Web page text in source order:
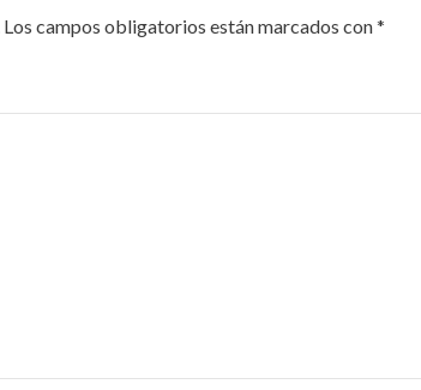
Los campos obligatorios están marcados con*